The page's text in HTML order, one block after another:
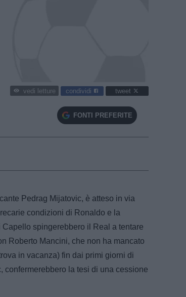
vedi letture condividi tweet
FONTI PREFERITE
Pedrag Mijatovic, è atteso in via
condizioni di Ronaldo e la
spingerebbero il Real a tentare
Roberto Mancini, che non ha mancato
in vacanza) fin dai primi giorni di
confermerebbero la tesi di una cessione